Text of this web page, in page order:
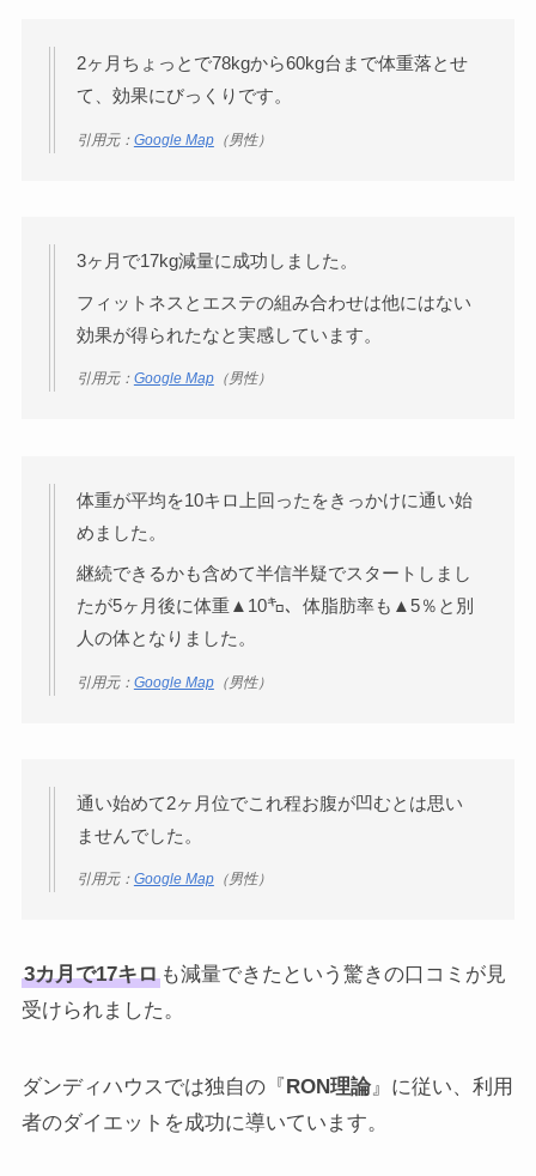
2ヶ月ちょっとで78kgから60kg台まで体重落とせ
て、効果にびっくりです。
引用元： Google Map（男性）
3ヶ月で17kg減量に成功しました。
フィットネスとエステの組み合わせは他にはない
効果が得られたなと実感しています。
引用元： Google Map（男性）
体重が平均を10キロ上回ったをきっかけに通い始
めました。
継続できるかも含めて半信半疑でスタートしまし
たが5ヶ月後に体重▲10㌔、体脂肪率も▲5％と別
人の体となりました。
引用元： Google Map（男性）
通い始めて2ヶ月位でこれ程お腹が凹むとは思い
ませんでした。
引用元： Google Map（男性）
3カ月で17キロも減量できたという驚きの口コミが見
受けられました。
ダンディハウスでは独自の『RON理論』に従い、利用
者のダイエットを成功に導いています。